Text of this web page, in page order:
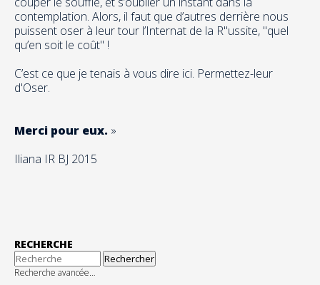
contemplation. Alors, il faut que d’autres derrière nous
puissent oser à leur tour l’Internat de la R"ussite, "quel
qu’en soit le coût" !
C’est ce que je tenais à vous dire ici. Permettez-leur
d'Oser.
Merci pour eux. »
Iliana IR BJ 2015
RECHERCHE
Recherche avancée…